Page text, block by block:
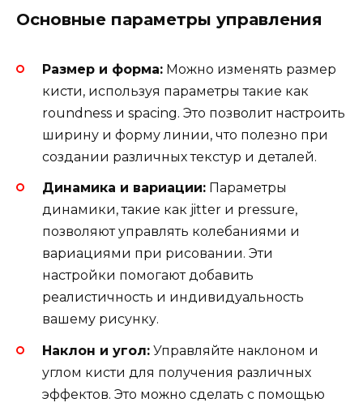
Основные параметры управления
Размер и форма: Можно изменять размер
кисти, используя параметры такие как
roundness и spacing. Это позволит настроить
ширину и форму линии, что полезно при
создании различных текстур и деталей.
Динамика и вариации: Параметры
динамики, такие как jitter и pressure,
позволяют управлять колебаниями и
вариациями при рисовании. Эти
настройки помогают добавить
реалистичность и индивидуальность
вашему рисунку.
Наклон и угол: Управляйте наклоном и
углом кисти для получения различных
эффектов. Это можно сделать с помощью